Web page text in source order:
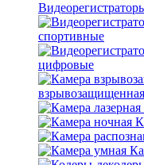
спортивные
цифровые
взрывозащищенная